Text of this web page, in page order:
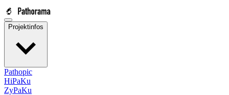
Projektinfos
Pathopic
HiPaKu
ZyPaKu